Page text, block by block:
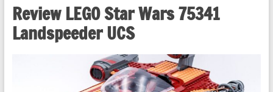
Review LEGO Star Wars 75341
Landspeeder UCS